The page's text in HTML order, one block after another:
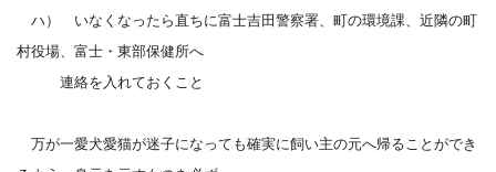
ハ） いなくなったら直ちに富士吉田警察署、町の環境課、近隣の町
村役場、富士・東部保健所へ
連絡を入れておくこと
万が一愛犬愛猫が迷子になっても確実に飼い主の元へ帰ることができ